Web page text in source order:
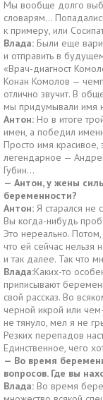
Мы вообще долго
словарям…
к примеру, или
Влада: Были еще
и отправить в
«Врач-диагност
Конан Комолов —
отлично звучит. В
мы придумывали имя
Антон: Но в итоге
имен, а победил
Просто имя
легендарное —
Губин…
— Антон, у жены
беременности?
Антон: Я старался не
Вы когда-нибудь
Это нереально.
что ей сейчас нельзя
и так далее. Так что
Влада:Каких-то
приписывают
свой рассказ. Во
черной икрой или
не тянуло, мел я не
Резких перепадов
Единственное, чего
— Во время
вопросов. Где вы
Влада: Во время